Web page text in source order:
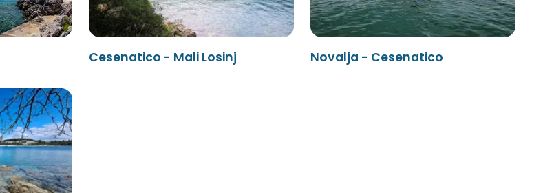
Cesenatico - Mali Losinj Novalja - Cesenatico